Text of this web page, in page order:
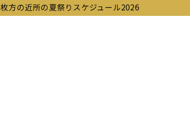
枚方の近所の夏祭りスケジュール2026